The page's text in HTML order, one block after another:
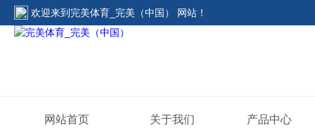
欢迎来到 完美体育_完美（中国） 网站 ！
网站首页 关于我们 产品中心